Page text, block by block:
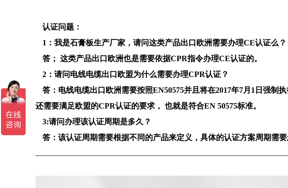
认证问题：
1 ：我是石膏板生产厂家，请问这类产品出口欧洲需要办理CE认证么？
答； 这类产品出口欧洲也是需要依据CPR指令办理CE认证的。
2 ：请问电线电缆出口欧盟为什么需要办理CPR认证？
答：电线电缆出口欧洲需要按照EN50575并且将在2017年7月 1 日强制
还需要满足欧盟的CPR认证的要求， 也就是符合EN 50575标准。
3:请问办理该认证周期是多久？
答：该认证周期需要根据不同的产品来定义，具体的认证方案周期需要